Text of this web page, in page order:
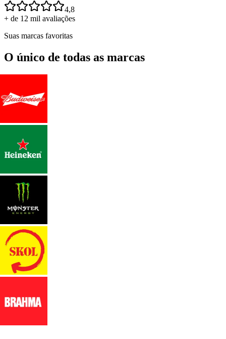
4,8
+ de 12 mil avaliações
Suas marcas favoritas
O único de todas as marcas